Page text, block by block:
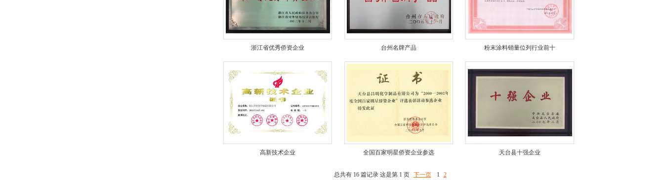
浙江省优秀侨资企业 台州名牌产品 粉末涂料销量位列行业前十
高新技术企业 全国百家明星侨资企业参选 天台县十强企业
总共有 16 篇记录 这是第 1 页 下一页 1 2